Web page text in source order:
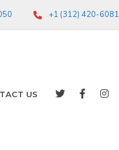
+1 (312) 420-6081
US